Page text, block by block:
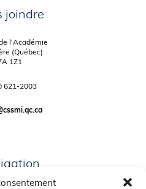
joindre
l'Académie
(Québec)
1Z1
621-2003